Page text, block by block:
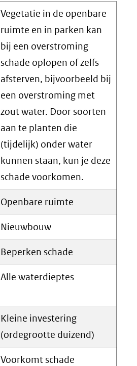
Vegetatie in de openbare
ruimte en in parken kan
bij een overstroming
schade oplopen of zelfs
afsterven, bijvoorbeeld bij
een overstroming met
zout water. Door soorten
aan te planten die
(tijdelijk) onder water
kunnen staan, kun je deze
schade voorkomen.
Openbare ruimte
Nieuwbouw
Beperken schade
Alle waterdieptes
Kleine investering
(ordegrootte duizend)
Voorkomt schade